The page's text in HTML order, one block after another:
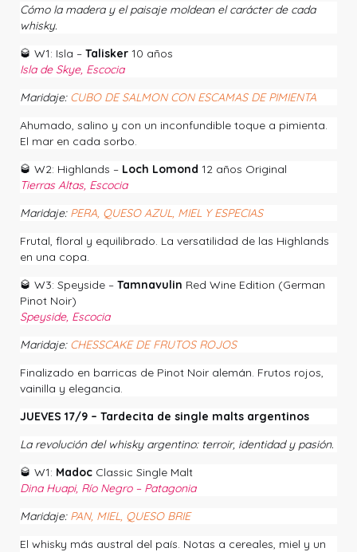
Cómo la madera y el paisaje moldean el carácter de cada
whisky.
🥃 W1: Isla – Talisker 10 años
Isla de Skye, Escocia
Maridaje: CUBO DE SALMON CON ESCAMAS DE PIMIENTA
Ahumado, salino y con un inconfundible toque a pimienta.
El mar en cada sorbo.
🥃 W2: Highlands – Loch Lomond 12 años Original
Tierras Altas, Escocia
Maridaje: PERA, QUESO AZUL, MIEL Y ESPECIAS
Frutal, floral y equilibrado. La versatilidad de las Highlands
en una copa.
🥃 W3: Speyside – Tamnavulin Red Wine Edition (German
Pinot Noir)
Speyside, Escocia
Maridaje: CHESSCAKE DE FRUTOS ROJOS
Finalizado en barricas de Pinot Noir alemán. Frutos rojos,
vainilla y elegancia.
JUEVES 17/9 – Tardecita de single malts argentinos
La revolución del whisky argentino: terroir, identidad y pasión.
🥃 W1: Madoc Classic Single Malt
Dina Huapi, Río Negro – Patagonia
Maridaje: PAN, MIEL, QUESO BRIE
El whisky más austral del país. Notas a cereales, miel y un